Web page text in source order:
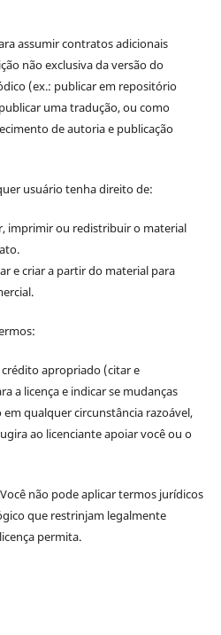
assumir contratos adicionais
não exclusiva da versão do
(ex.: publicar em repositório
uma tradução, ou como
de autoria e publicação
usuário tenha direito de:
imprimir ou redistribuir o material
e criar a partir do material para
apropriado (citar e
a licença e indicar se mudanças
qualquer circunstância razoável,
ao licenciante apoiar você ou o
não pode aplicar termos jurídicos
que restrinjam legalmente
permita.